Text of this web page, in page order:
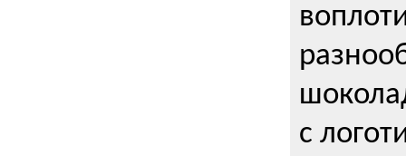
с